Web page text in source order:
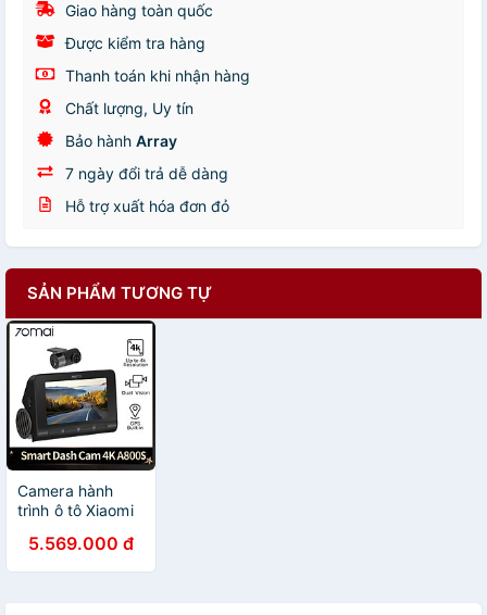
Giao hàng toàn quốc
Được kiểm tra hàng
Thanh toán khi nhận hàng
Chất lượng, Uy tín
Bảo hành Array
7 ngày đổi trả dễ dàng
Hỗ trợ xuất hóa đơn đỏ
SẢN PHẨM TƯƠNG TỰ
Camera hành
trình ô tô Xiaomi
A800S chất
lượng hình ảnh
5.569.000 đ